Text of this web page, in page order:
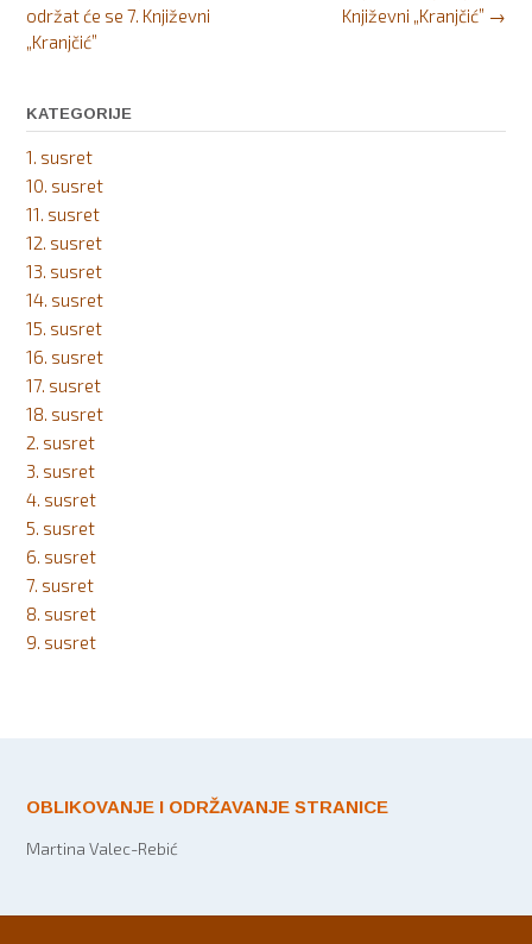
navigation
Književni „Kranjčić” →
održat će se 7. Književni
„Kranjčić”
KATEGORIJE
1. susret
10. susret
11. susret
12. susret
13. susret
14. susret
15. susret
16. susret
17. susret
18. susret
2. susret
3. susret
4. susret
5. susret
6. susret
7. susret
8. susret
9. susret
OBLIKOVANJE I ODRŽAVANJE STRANICE
Martina Valec-Rebić